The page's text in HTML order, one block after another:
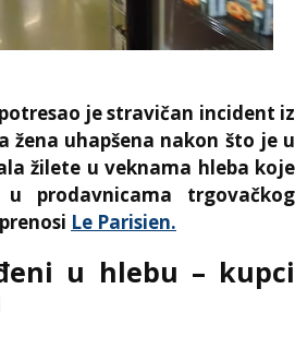
je stravičan incident iz
žena uhapšena nakon što je u
žilete u veknama hleba koje
prodavnicama trgovačkog
Le Parisien.
u hlebu – kupci